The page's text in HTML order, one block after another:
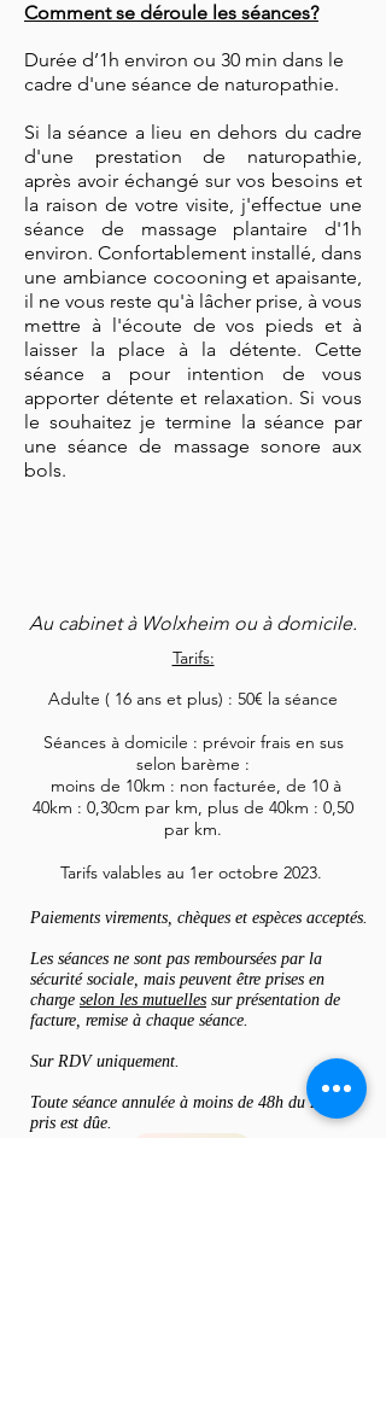
Comment se déroule les séances?
Durée d’1h environ ou 30 min dans le
cadre d'une séance de naturopathie.
Si la séance a lieu en dehors du cadre
d'une prestation de naturopathie,
après avoir échangé sur vos besoins et
la raison de votre visite, j'effectue une
séance de massage plantaire d'1h
environ. Confortablement installé, dans
une ambiance cocooning et apaisante,
il ne vous reste qu'à lâcher prise, à vous
mettre à l'écoute de vos pieds et à
laisser la place à la détente. Cette
séance a pour intention de vous
apporter détente et relaxation. Si vous
le souhaitez je termine la séance par
une séance de massage sonore aux
bols.
Au cabinet à Wolxheim ou à domicile.
Tarifs:
Adulte ( 16 ans et plus) : 50€ la séance
Séances à domicile : prévoir frais en sus
selon barème :
moins de 10km : non facturée, de 10 à
40km : 0,30cm par km, plus de 40km : 0,50
par km.
Tarifs valables au 1er octobre 2023.
Paiements virements, chèques et espèces acceptés.
Les séances ne sont pas remboursées par la
sécurité sociale, mais peuvent être prises en
charge selon les mutuelles sur présentation de
facture, remise à chaque séance.
Sur RDV uniquement.
Toute séance annulée à moins de 48h du RDV
pris est dûe.